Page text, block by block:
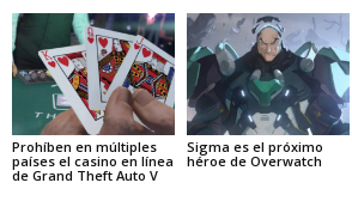
Prohíben en múltiples
países el casino en línea
de Grand Theft Auto V
Sigma es el próximo
héroe de Overwatch